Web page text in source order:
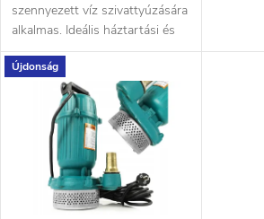
d
e
i
s
szennyezett víz szivattyúzására
alkalmas. Ideális háztartási és
mezőgazdasági használatra.
Újdonság